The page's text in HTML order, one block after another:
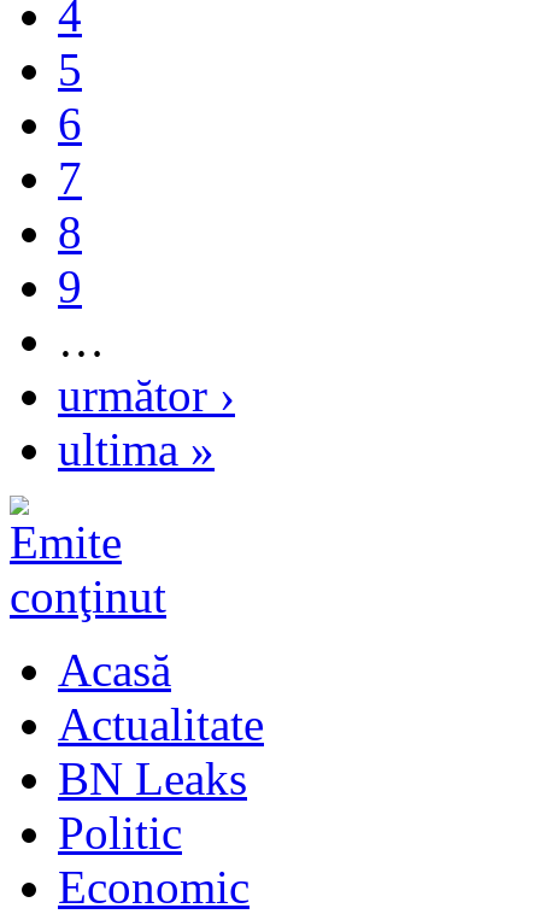
4
5
6
7
8
9
…
următor ›
ultima »
Acasă
Actualitate
BN Leaks
Politic
Economic